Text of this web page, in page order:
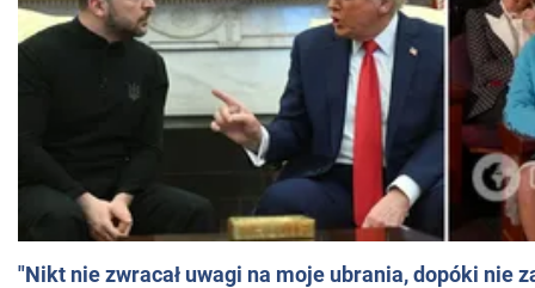
"Nikt nie zwracał uwagi na moje ubrania, dopóki nie